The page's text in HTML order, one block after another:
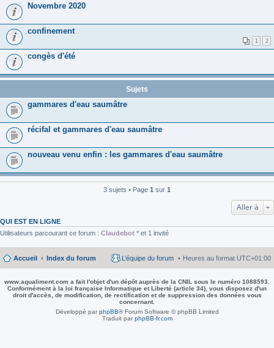
Novembre 2020
confinement
1 2
congès d'été
Sujets
gammares d'eau saumâtre
récifal et gammares d'eau saumâtre
nouveau venu enfin : les gammares d'eau saumâtre
3 sujets • Page 1 sur 1
Aller à
QUI EST EN LIGNE
Utilisateurs parcourant ce forum : Claudebot * et 1 invité
Accueil Index du forum Heures au format UTC+01:00
L’équipe du forum
www.aqualiment.com a fait l'objet d'un dépôt auprès de la CNIL sous le numéro 1088593.
Conformément à la loi française Informatique et Liberté (article 34), vous disposez d'un
droit d'accès, de modification, de rectification et de suppression des données vous
concernant.
Développé parphpBB® Forum Software © phpBB Limited
Traduit parphpBB-fr.com